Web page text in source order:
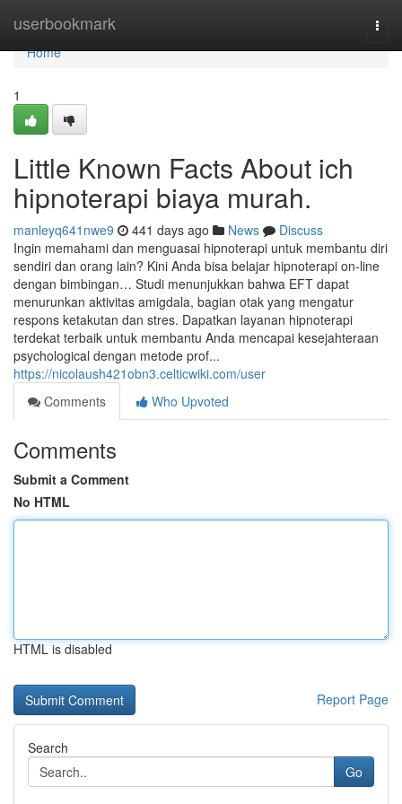
userbookmark
Home
Home
1
Little Known Facts About ich
hipnoterapi biaya murah.
manleyq641nwe9 441 days ago News
Discuss
Ingin memahami dan menguasai hipnoterapi untuk membantu diri
sendiri dan orang lain? Kini Anda bisa belajar hipnoterapi on-line
dengan bimbingan… Studi menunjukkan bahwa EFT dapat
menurunkan aktivitas amigdala, bagian otak yang mengatur
respons ketakutan dan stres. Dapatkan layanan hipnoterapi
terdekat terbaik untuk membantu Anda mencapai kesejahteraan
psychological dengan metode prof...
https://nicolaush421obn3.celticwiki.com/user
Comments
Who Upvoted
Comments
Submit a Comment
No HTML
HTML is disabled
Report Page
Search
Go